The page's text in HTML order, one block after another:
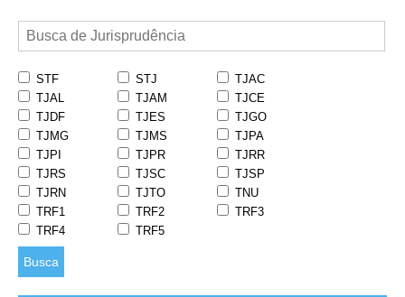
STF STJ
TJAC
TJAL
TJAM
TJCE
TJDF
TJES
TJGO
TJMG
TJMS
TJPA
TJPI
TJPR
TJRR
TJRS
TJSC
TJSP
TJRN
TJTO
TNU
TRF1
TRF2
TRF3
TRF4
TRF5
Busca